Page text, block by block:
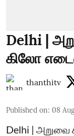
Delhi |
கிலோ
thanthitv
Published on: 08
Delhi | அறுவை